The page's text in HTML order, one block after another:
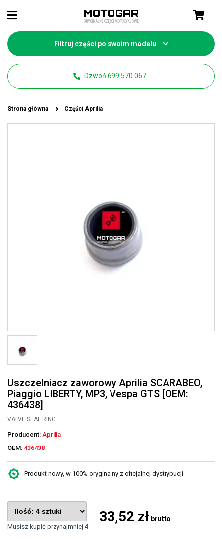
Filtruj części po swoim modelu
Dzwoń 699 570 067
Strona główna Części Aprilia
Uszczelniacz zaworowy Aprilia SCARABEO,
Piaggio LIBERTY, MP3, Vespa GTS [OEM:
436438]
VALVE SEAL RING
Producent: Aprilia
OEM: 436438
Produkt nowy, w 100% oryginalny z oficjalnej dystrybucji
Musisz kupić przynajmniej 4
33,52 zł brutto